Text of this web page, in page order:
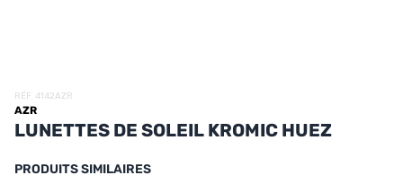
CARTE CADEAU
MON PANIER
RÉF. 4142AZR
AZR
LUNETTES DE SOLEIL KROMIC HUEZ
PRODUITS SIMILAIRES